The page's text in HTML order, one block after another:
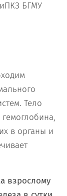
БГМУ
Тело
в органы и
взрослому